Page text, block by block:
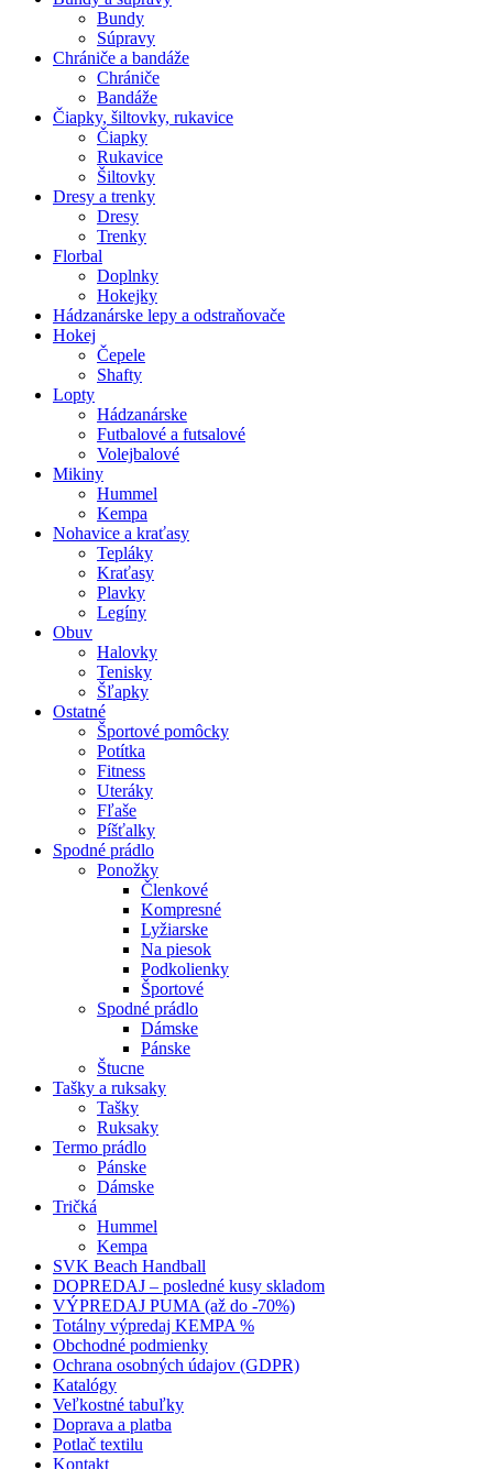
Bundy
Súpravy
Chrániče a bandáže
Chrániče
Bandáže
Čiapky, šiltovky, rukavice
Čiapky
Rukavice
Šiltovky
Dresy a trenky
Dresy
Trenky
Florbal
Doplnky
Hokejky
Hádzanárske lepy a odstraňovače
Hokej
Čepele
Shafty
Lopty
Hádzanárske
Futbalové a futsalové
Volejbalové
Mikiny
Hummel
Kempa
Nohavice a kraťasy
Tepláky
Kraťasy
Plavky
Legíny
Obuv
Halovky
Tenisky
Šľapky
Ostatné
Športové pomôcky
Potítka
Fitness
Uteráky
Fľaše
Píšťalky
Spodné prádlo
Ponožky
Členkové
Kompresné
Lyžiarske
Na piesok
Podkolienky
Športové
Spodné prádlo
Dámske
Pánske
Štucne
Tašky a ruksaky
Tašky
Ruksaky
Termo prádlo
Pánske
Dámske
Tričká
Hummel
Kempa
SVK Beach Handball
DOPREDAJ – posledné kusy skladom
VÝPREDAJ PUMA (až do -70%)
Totálny výpredaj KEMPA %
Obchodné podmienky
Ochrana osobných údajov (GDPR)
Katalógy
Veľkostné tabuľky
Doprava a platba
Potlač textilu
Kontakt